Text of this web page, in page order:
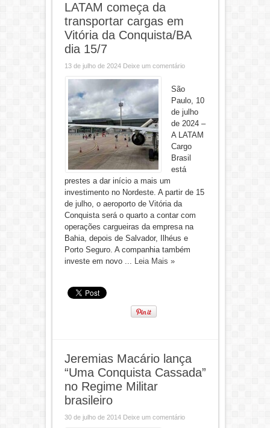
LATAM começa da
transportar cargas em
Vitória da Conquista/BA
dia 15/7
13 de julho de 2024 Deixe um comentário
São
Paulo, 10
de julho
de 2024 –
A LATAM
Cargo
Brasil
está
prestes a dar início a mais um
investimento no Nordeste. A partir de 15
de julho, o aeroporto de Vitória da
Conquista será o quarto a contar com
operações cargueiras da empresa na
Bahia, depois de Salvador, Ilhéus e
Porto Seguro. A companhia também
investe em novo ... Leia Mais »
Jeremias Macário lança
“Uma Conquista Cassada”
no Regime Militar
brasileiro
30 de julho de 2014 Deixe um comentário